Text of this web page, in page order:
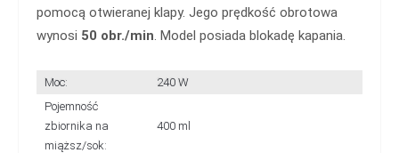
pomocą otwieranej klapy. Jego prędkość obrotowa
wynosi 50 obr./min. Model posiada blokadę kapania.
Moc:
240 W
Pojemność
zbiornika na
miąższ/sok:
400 ml